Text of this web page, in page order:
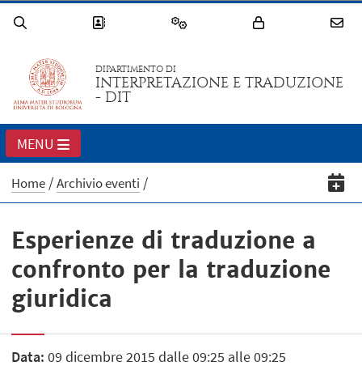
DIPARTIMENTO DI
INTERPRETAZIONE E TRADUZIONE
- DIT
MENU
Home Archivio eventi
Esperienze di traduzione a
confronto per la traduzione
giuridica
Data: 09 dicembre 2015 dalle 09:25 alle 09:25